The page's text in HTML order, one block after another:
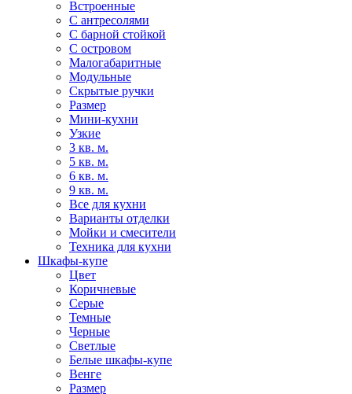
Встроенные
С антресолями
С барной стойкой
С островом
Малогабаритные
Модульные
Скрытые ручки
Размер
Мини-кухни
Узкие
3 кв. м.
5 кв. м.
6 кв. м.
9 кв. м.
Все для кухни
Варианты отделки
Мойки и смесители
Техника для кухни
Шкафы-купе
Цвет
Коричневые
Серые
Темные
Черные
Светлые
Белые шкафы-купе
Венге
Размер